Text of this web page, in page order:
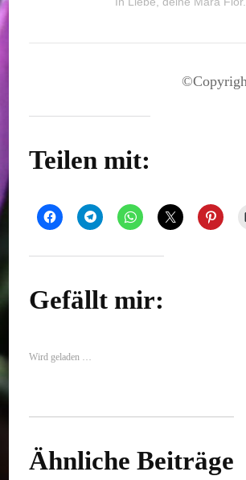
Teilen mit:
Gefällt mir:
Wird geladen …
Ähnliche Beiträge